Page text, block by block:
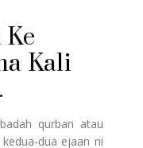
Kali
qurban atau
dua ejaan ni